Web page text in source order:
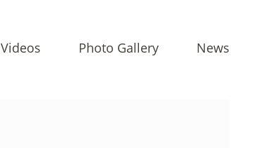
Photo Gallery News